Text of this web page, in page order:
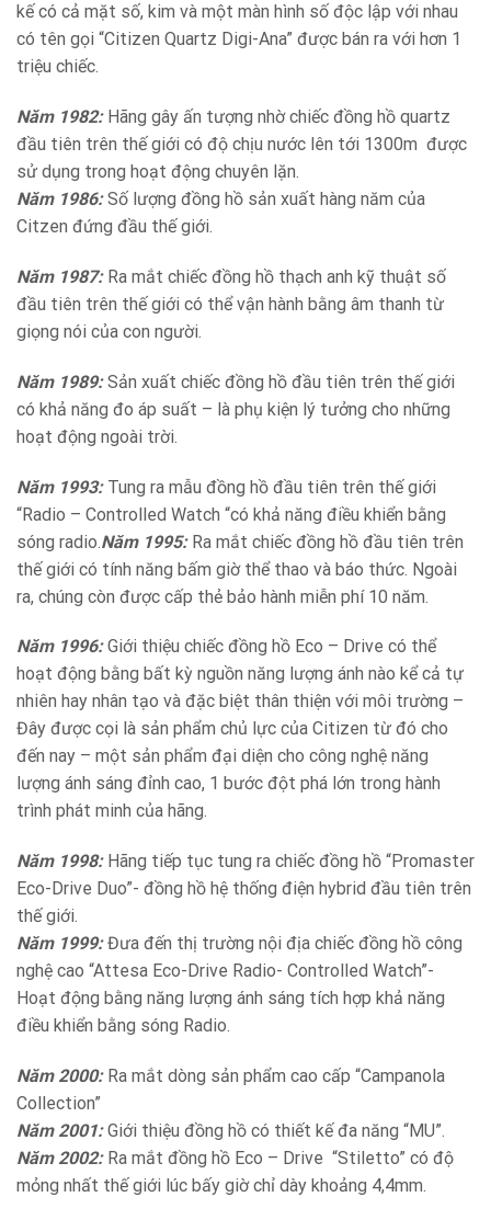
kế có cả mặt số, kim và một màn hình số độc lập với nhau
có tên gọi “Citizen Quartz Digi-Ana” được bán ra với hơn 1
triệu chiếc.
Năm 1982:Hãng gây ấn tượng nhờ chiếc đồng hồ quartz
đầu tiên trên thế giới có độ chịu nước lên tới 1300m được
sử dụng trong hoạt động chuyên lặn.
Năm 1986:Số lượng đồng hồ sản xuất hàng năm của
Citzen đứng đầu thế giới.
Năm 1987:Ra mắt chiếc đồng hồ thạch anh kỹ thuật số
đầu tiên trên thế giới có thể vận hành bằng âm thanh từ
giọng nói của con người.
Năm 1989:Sản xuất chiếc đồng hồ đầu tiên trên thế giới
có khả năng đo áp suất – là phụ kiện lý tưởng cho những
hoạt động ngoài trời.
Năm 1993: Tung ra mẫu đồng hồ đầu tiên trên thế giới
“Radio – Controlled Watch “có khả năng điều khiển bằng
sóng radio. Năm 1995: Ra mắt chiếc đồng hồ đầu tiên trên
thế giới có tính năng bấm giờ thể thao và báo thức. Ngoài
ra, chúng còn được cấp thẻ bảo hành miễn phí 10 năm.
Năm 1996:Giới thiệu chiếc đồng hồ Eco – Drive có thể
hoạt động bằng bất kỳ nguồn năng lượng ánh nào kể cả tự
nhiên hay nhân tạo và đặc biệt thân thiện với môi trường –
Đây được cọi là sản phẩm chủ lực của Citizen từ đó cho
đến nay – một sản phẩm đại diện cho công nghệ năng
lượng ánh sáng đỉnh cao, 1 bước đột phá lớn trong hành
trình phát minh của hãng.
Năm 1998:Hãng tiếp tục tung ra chiếc đồng hồ “Promaster
Eco-Drive Duo”- đồng hồ hệ thống điện hybrid đầu tiên trên
thế giới.
Năm 1999:Đưa đến thị trường nội địa chiếc đồng hồ công
nghệ cao “Attesa Eco-Drive Radio- Controlled Watch”-
Hoạt động bằng năng lượng ánh sáng tích hợp khả năng
điều khiển bằng sóng Radio.
Năm 2000:Ra mắt dòng sản phẩm cao cấp “Campanola
Collection”
Năm 2001:Giới thiệu đồng hồ có thiết kế đa năng “MU”.
Năm 2002:Ra mắt đồng hồ Eco – Drive “Stiletto” có độ
mỏng nhất thế giới lúc bấy giờ chỉ dày khoảng 4,4mm.